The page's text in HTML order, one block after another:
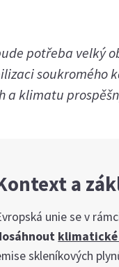
potřeba velký
a klimatu
a
unie se v
skleníkových